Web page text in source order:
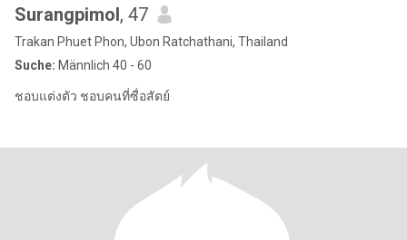
Surangpimol, 47
Trakan Phuet Phon, Ubon Ratchathani, Thailand
Suche: Männlich 40 - 60
ชอบแต่งตัว ชอบคนที่ซื่อสัตย์